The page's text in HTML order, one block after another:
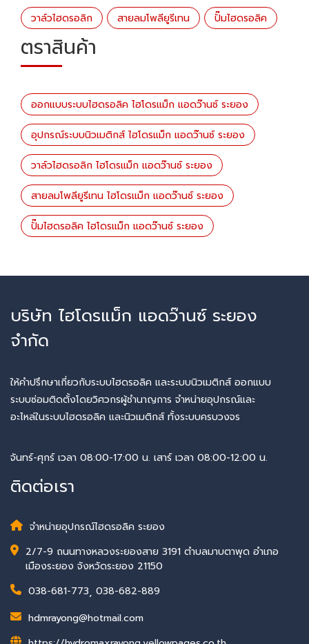
วาล์วไฮดรอลิก สายลมโพลียูรีเทน ปั๊มไฮดรอลิค
ตราสินค้า
ออกแบบระบบไฮดรอลิค ไฮโดรแม็ก แอดว๊านซ์ ระยอง
อุปกรณ์ระบบนิวเมติกส์ ไฮโดรแม็ก แอดว๊านซ์ ระยอง
วาล์วไฮดรอลิก ไฮโดรแม็ก แอดว๊านซ์ ระยอง
สายลมโพลียูรีเทน ไฮโดรแม็ก แอดว๊านซ์ ระยอง
ปั๊มไฮดรอลิค ไฮโดรแม็ก แอดว๊านซ์ ระยอง
บริษัท ไฮโดรแม็ก แอดว๊านซ์ ระยอง
จำกัด
ให้คำปรึกษาเกี่ยวกับระบบไฮดรอลิค และระบบนิวเมติกส์ ออกแบบ
ระบบซ่อมติดตั้งโดยวิศวกรผู้ชำนาญการ จำหน่ายอุปกรณ์และ
อะไหล่ในระบบไฮดรอลิค และนิวเมติกส์​ ทั้งระบบครบวงจร
จันทร์-ศุกร์ เวลา 08:00-17:00 น. เสาร์ เวลา 08:00-12:00 น.
ติดต่อเรา
จำหน่ายอุปกรณ์ไฮดรอลิค ระยอง
2/7-9 ถนนทางหลวงระยองสาย 3191 ตำบลมาบตาพุด อำเภอ
เมืองระยอง จังหวัดระยอง 21150
038-681-773, 038-682-889
hdmrayong@hotmail.com